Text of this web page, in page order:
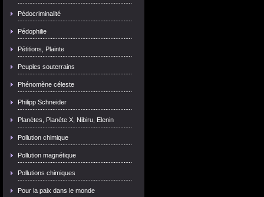
Pédocriminalité
Pédophilie
Pétitions, Plainte
Peuples souterrains
Phénomène céleste
Philipp Schneider
Planètes, Planète X, Nibiru, Elenin
Pollution chimique
Pollution magnétique
Pollutions chimiques
Pour la paix dans le monde